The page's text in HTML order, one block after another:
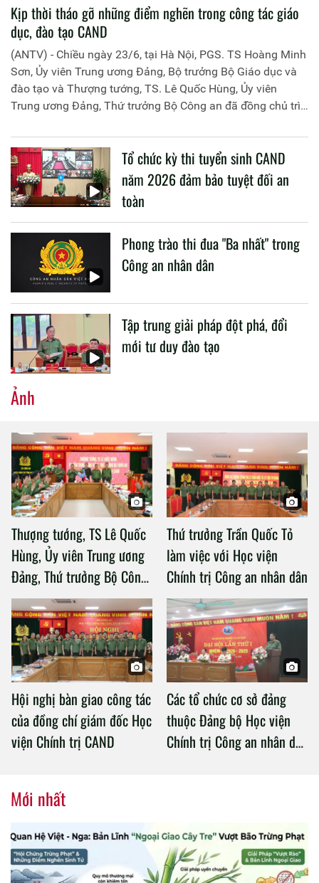
Kịp thời tháo gỡ những điểm nghẽn trong công tác giáo
dục, đào tạo CAND
(ANTV) - Chiều ngày 23/6, tại Hà Nội, PGS. TS Hoàng Minh
Sơn, Ủy viên Trung ương Đảng, Bộ trưởng Bộ Giáo dục và
đào tạo và Thượng tướng, TS. Lê Quốc Hùng, Ủy viên
Trung ương Đảng, Thứ trưởng Bộ Công an đã đồng chủ trì
liên quan đến công tác giáo dục và đào tạo của lực lượng
CAND.
Tổ chức kỳ thi tuyển sinh CAND
năm 2026 đảm bảo tuyệt đối an
toàn
Phong trào thi đua "Ba nhất" trong
Công an nhân dân
Tập trung giải pháp đột phá, đổi
mới tư duy đào tạo
Ảnh
Thượng tướng, TS Lê Quốc
Hùng, Ủy viên Trung ương
Đảng, Thứ trưởng Bộ Công
an làm việc với Học viện
Chính trị Công an nhân dân
Thứ trưởng Trần Quốc Tỏ
làm việc với Học viện
Chính trị Công an nhân dân
Hội nghị bàn giao công tác
của đồng chí giám đốc Học
viện Chính trị CAND
Các tổ chức cơ sở đảng
thuộc Đảng bộ Học viện
Chính trị Công an nhân dân
Mới nhất